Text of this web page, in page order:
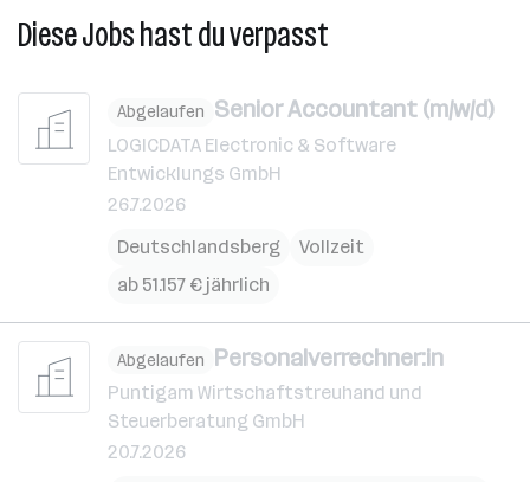
Diese Jobs hast du verpasst
Abgelaufen Senior Accountant (m/w/d)
LOGICDATA Electronic & Software
Entwicklungs GmbH
26.7.2026
Deutschlandsberg
Vollzeit
ab 51.157 € jährlich
Abgelaufen Personalverrechner:in
Puntigam Wirtschaftstreuhand und
Steuerberatung GmbH
20.7.2026